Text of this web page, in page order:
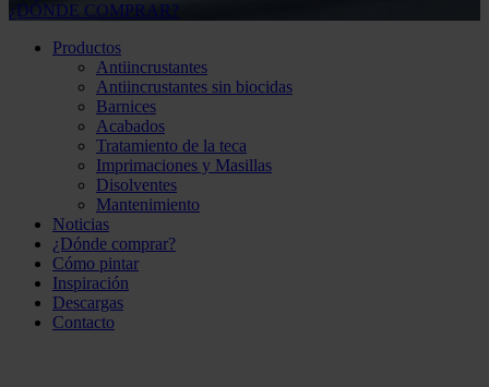
¿DÓNDE COMPRAR?
Productos
Antiincrustantes
Antiincrustantes sin biocidas
Barnices
Acabados
Tratamiento de la teca
Imprimaciones y Masillas
Disolventes
Mantenimiento
Noticias
¿Dónde comprar?
Cómo pintar
Inspiración
Descargas
Contacto